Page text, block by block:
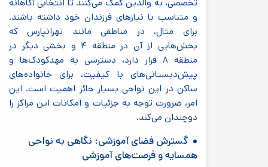
تخصصی، به والدین کمک می‌کنند تا انتخابی آگاهانه
و متناسب با نیازهای فرزندان خود داشته باشند.
برای مثال، در مناطقی مانند تهرانپارس که
بخش‌هایی از آن در منطقه ۴ و بخشی دیگر در
منطقه ۸ قرار دارد، دسترسی به مهدکودک‌ها و
پیش‌دبستانی‌های با کیفیت، برای خانواده‌های
ساکن در این نواحی بسیار حائز اهمیت است. این
امر، ضرورت توجه به جزئیات و امکانات این مراکز را
دوچندان می‌کند.
گسترش فضای آموزشی: نگاهی به نواحی
همسایه و فرصت‌های آموزشی